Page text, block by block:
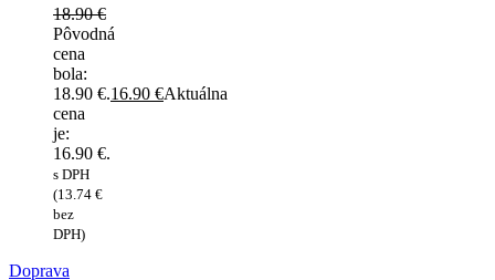
18.90€
Pôvodná
cena
bola:
18.90 €.16.90 €Aktuálna
cena
je:
16.90 €.
s DPH
(13.74 €
bez
DPH)
Doprava